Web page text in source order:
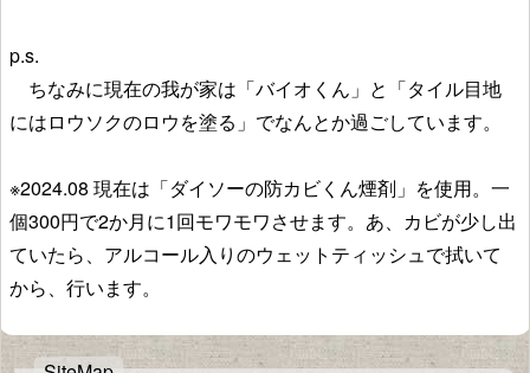
p.s.
ちなみに現在の我が家は「バイオくん」と「タイル目地
にはロウソクのロウを塗る」でなんとか過ごしています。
※2024.08 現在は「ダイソーの防カビくん煙剤」を使用。一
個300円で2か月に1回モワモワさせます。あ、カビが少し出
ていたら、アルコール入りのウェットティッシュで拭いて
から、行います。